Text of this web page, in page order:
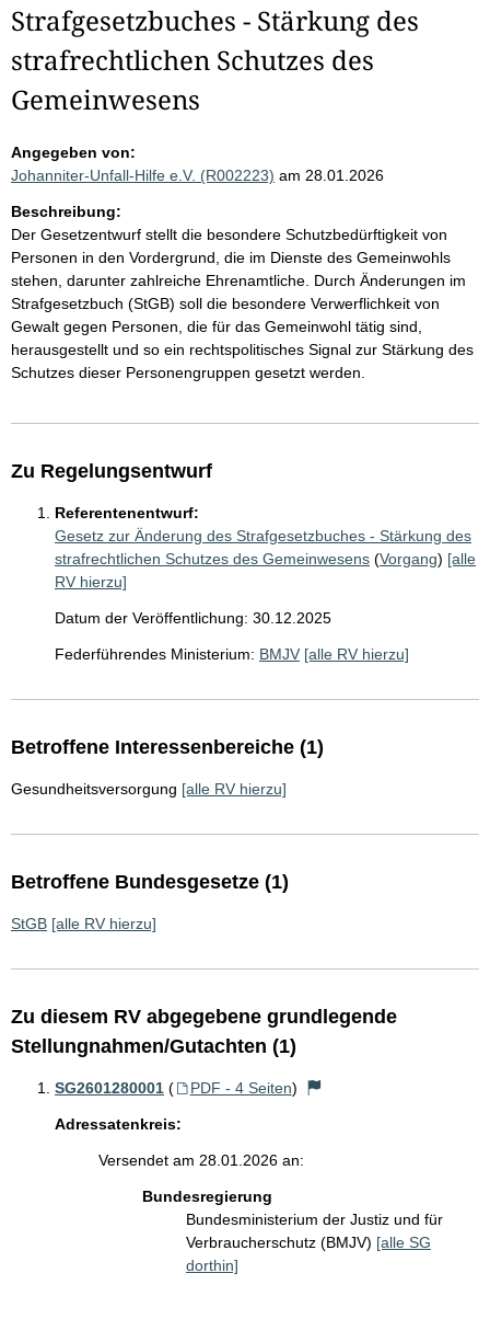
Strafgesetzbuches - Stärkung des
strafrechtlichen Schutzes des
Gemeinwesens
Angegeben von:
Johanniter-Unfall-Hilfe e.V. (R002223) am 28.01.2026
Beschreibung:
Der Gesetzentwurf stellt die besondere Schutzbedürftigkeit von
Personen in den Vordergrund, die im Dienste des Gemeinwohls
stehen, darunter zahlreiche Ehrenamtliche. Durch Änderungen im
Strafgesetzbuch (StGB) soll die besondere Verwerflichkeit von
Gewalt gegen Personen, die für das Gemeinwohl tätig sind,
herausgestellt und so ein rechtspolitisches Signal zur Stärkung des
Schutzes dieser Personengruppen gesetzt werden.
Zu Regelungsentwurf
Referentenentwurf:
Gesetz zur Änderung des Strafgesetzbuches - Stärkung des
strafrechtlichen Schutzes des Gemeinwesens (Vorgang) [alle
RV hierzu]
Datum der Veröffentlichung: 30.12.2025
Federführendes Ministerium: BMJV [alle RV hierzu]
Betroffene Interessenbereiche (1)
Gesundheitsversorgung [alle RV hierzu]
Betroffene Bundesgesetze (1)
StGB [alle RV hierzu]
Zu diesem RV abgegebene grundlegende
Stellungnahmen/Gutachten (1)
SG2601280001 ( PDF - 4 Seiten)
Adressatenkreis:
Versendet am 28.01.2026 an:
Bundesregierung
Bundesministerium der Justiz und für
Verbraucherschutz (BMJV) [alle SG
dorthin]